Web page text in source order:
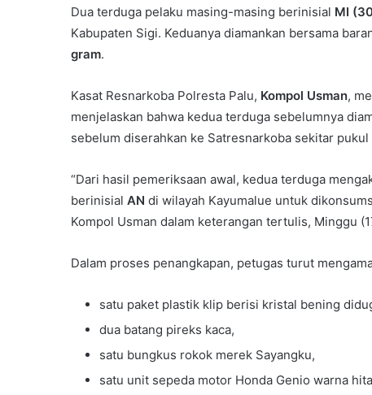
Dua terduga pelaku masing-masing berinisial MI
Kabupaten Sigi. Keduanya diamankan bersama
gram.
Kasat Resnarkoba Polresta Palu, Kompol Usman,
menjelaskan bahwa kedua terduga sebelumnya
sebelum diserahkan ke Satresnarkoba sekitar pukul
“Dari hasil pemeriksaan awal, kedua terduga
berinisial AN di wilayah Kayumalue untuk
Kompol Usman dalam keterangan tertulis, Minggu
Dalam proses penangkapan, petugas turut
satu paket plastik klip berisi kristal bening
dua batang pireks kaca,
satu bungkus rokok merek Sayangku,
satu unit sepeda motor Honda Genio warna